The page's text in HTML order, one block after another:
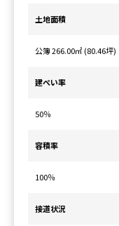
土地面積
公簿 266.00㎡ (80.46坪)
建ぺい率
50％
容積率
100％
接道状況